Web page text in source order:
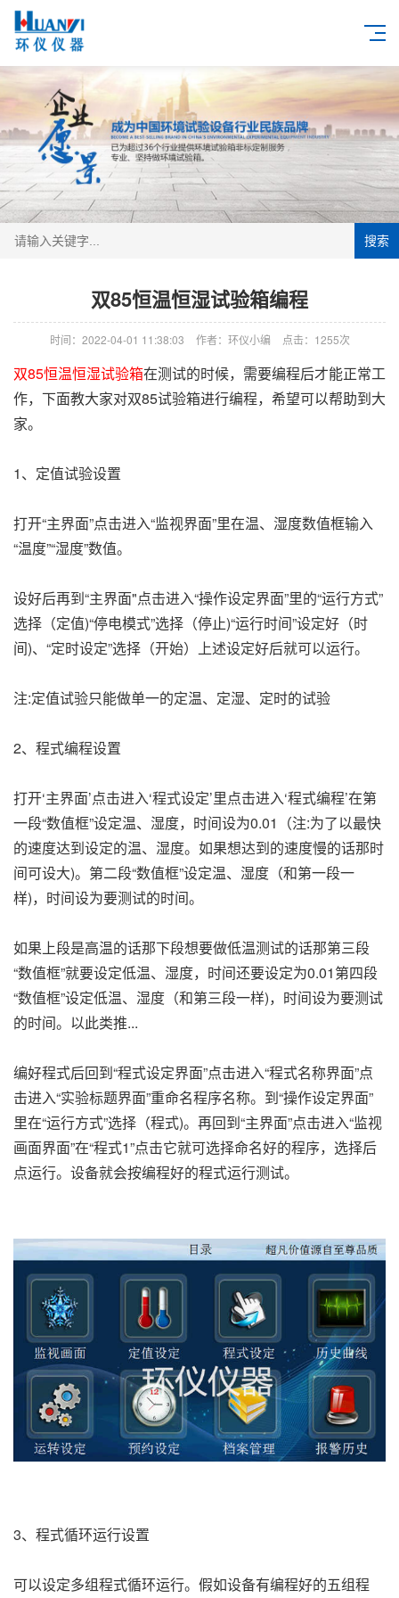
搜索
双85恒温恒湿试验箱编程
时间：2022-04-01 11:38:03 作者：环仪小编 点击： 1255次
双85恒温恒湿试验箱在测试的时候，需要编程后才能正常工
作，下面教大家对双85试验箱进行编程，希望可以帮助到大
家。
1、定值试验设置
打开“主界面”点击进入“监视界面”里在温、湿度数值框输入
“温度”“湿度”数值。
设好后再到“主界面"点击进入“操作设定界面”里的“运行方式”
选择（定值)“停电模式”选择（停止)“运行时间”设定好（时
间)、“定时设定”选择（开始）上述设定好后就可以运行。
注:定值试验只能做单一的定温、定湿、定时的试验
2、程式编程设置
打开‘主界面’点击进入‘程式设定’里点击进入‘程式编程’在第
一段“数值框”设定温、湿度，时间设为0.01（注:为了以最快
的速度达到设定的温、湿度。如果想达到的速度慢的话那时
间可设大)。第二段“数值框”设定温、湿度（和第一段一
样)，时间设为要测试的时间。
如果上段是高温的话那下段想要做低温测试的话那第三段
“数值框”就要设定低温、湿度，时间还要设定为0.01第四段
“数值框”设定低温、湿度（和第三段一样)，时间设为要测试
的时间。以此类推...
编好程式后回到“程式设定界面”点击进入“程式名称界面”点
击进入“实验标题界面”重命名程序名称。到“操作设定界面”
里在“运行方式”选择（程式)。再回到“主界面”点击进入“监视
画面界面”在“程式1”点击它就可选择命名好的程序，选择后
点运行。设备就会按编程好的程式运行测试。
3、程式循环运行设置
可以设定多组程式循环运行。假如设备有编程好的五组程